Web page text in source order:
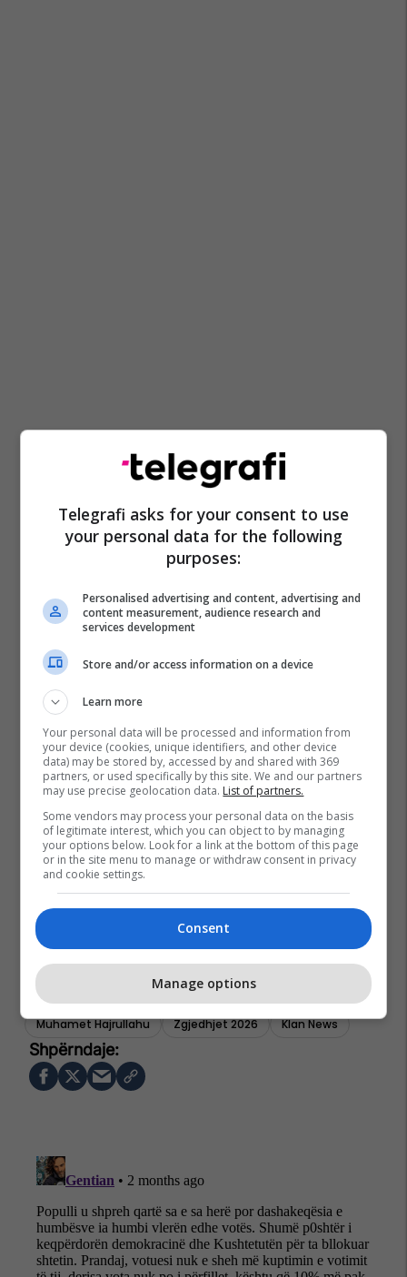
Muhamet Hajrullahu Zgjedhjet 2026 Klan News
Telegrafi asks for your consent to use
your personal data for the following
purposes:
Personalised advertising and content, advertising and
content measurement, audience research and
services development
Store and/or access information on a device
Learn more
Your personal data will be processed and information from
your device (cookies, unique identifiers, and other device
data) may be stored by, accessed by and shared with 369
partners, or used specifically by this site. We and our partners
may use precise geolocation data. List of partners.
Some vendors may process your personal data on the basis
of legitimate interest, which you can object to by managing
your options below. Look for a link at the bottom of this page
or in the site menu to manage or withdraw consent in privacy
and cookie settings.
Consent
Manage options